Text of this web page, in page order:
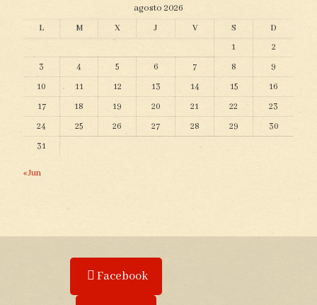
agosto 2026
L M X J V S
D
1
2
3
4 5 6 7 8
9
10
11 12 13 14 15
16
17
18 19 20 21 22
23
24
25 26 27 28 29
30
31
« Jun
Facebook